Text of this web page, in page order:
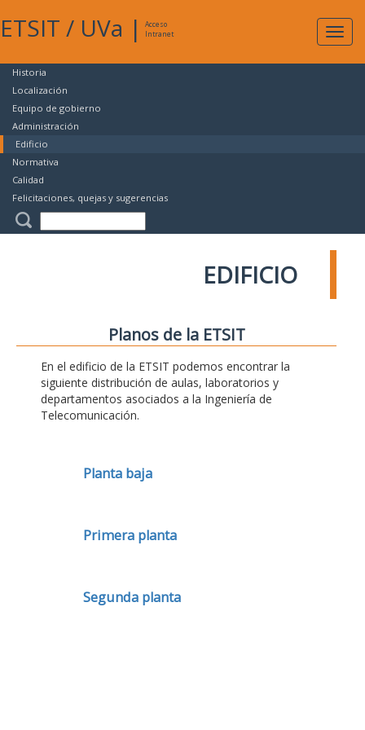
ETSIT / UVa |
Acceso
Intranet
Historia
Localización
Equipo de gobierno
Administración
Edificio
Normativa
Calidad
Felicitaciones, quejas y sugerencias
EDIFICIO
Planos de la ETSIT
En el edificio de la ETSIT podemos encontrar la
siguiente distribución de aulas, laboratorios y
departamentos asociados a la Ingeniería de
Telecomunicación.
Planta baja
Primera planta
Segunda planta